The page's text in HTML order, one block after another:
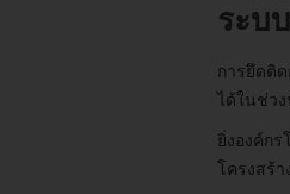
ระบ
การยึดติ
ได้ในช่ว
ยิ่งองค์ก
โครงสร้า